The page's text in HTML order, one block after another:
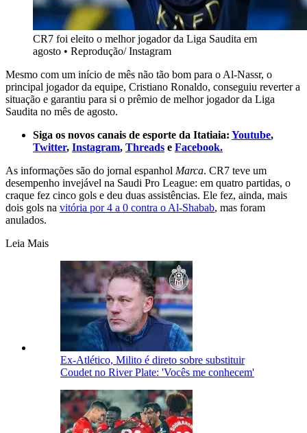
CR7 foi eleito o melhor jogador da Liga Saudita em
agosto • Reprodução/ Instagram
Mesmo com um início de mês não tão bom para o Al-Nassr, o
principal jogador da equipe, Cristiano Ronaldo, conseguiu reverter a
situação e garantiu para si o prêmio de melhor jogador da Liga
Saudita no mês de agosto.
Siga os novos canais de esporte da Itatiaia: Youtube,
Twitter, Instagram, Threads e Facebook.
As informações são do jornal espanhol Marca. CR7 teve um
desempenho invejável na Saudi Pro League: em quatro partidas, o
craque fez cinco gols e deu duas assistências. Ele fez, ainda, mais
dois gols na vitória por 4 a 0 contra o Al-Shabab, mas foram
anulados.
Leia Mais
Ex-Atlético, Milito é direto sobre substituir
Coudet no River Plate: 'Vocês me conhecem'